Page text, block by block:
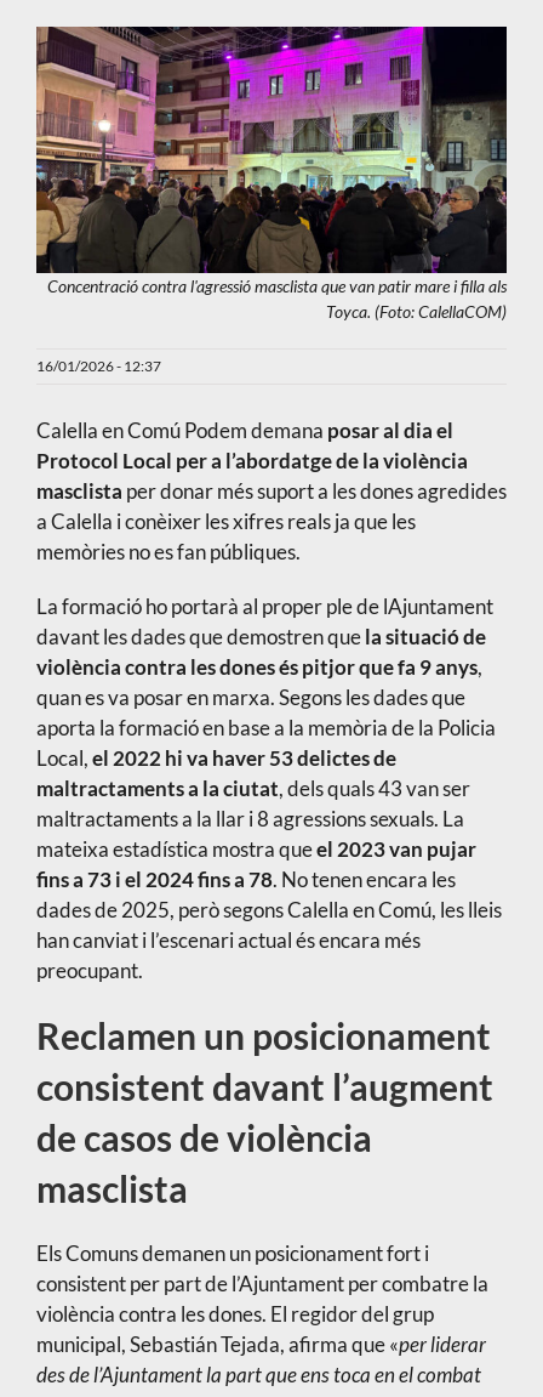
Concentració contra l'agressió masclista que van patir mare i filla als
Toyca. (Foto: CalellaCOM)
16/01/2026 - 12:37
Calella en Comú Podem demana posar al dia el
Protocol Local per a l’abordatge de la violència
masclista per donar més suport a les dones agredides
a Calella i conèixer les xifres reals ja que les
memòries no es fan públiques.
La formació ho portarà al proper ple de lAjuntament
davant les dades que demostren quela situació de
violència contra les dones és pitjor que fa 9 anys,
quan es va posar en marxa. Segons les dades que
aporta la formació en base a la memòria de la Policia
Local,el 2022 hi va haver 53 delictes de
maltractaments a la ciutat, dels quals 43 van ser
maltractaments a la llar i 8 agressions sexuals. La
mateixa estadística mostra queel 2023 van pujar
fins a 73 i el 2024 fins a 78. No tenen encara les
dades de 2025, però segons Calella en Comú, les lleis
han canviat i l’escenari actual és encara més
preocupant.
Reclamen un posicionament
consistent davant l’augment
de casos de violència
masclista
Els Comuns demanen un posicionament fort i
consistent per part de l’Ajuntament per combatre la
violència contra les dones. El regidor del grup
municipal, Sebastián Tejada, afirma que «per liderar
des de l’Ajuntament la part que ens toca en el combat